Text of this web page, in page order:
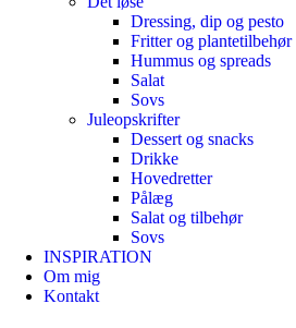
Dressing, dip og pesto
Fritter og plantetilbehør
Hummus og spreads
Salat
Sovs
Juleopskrifter
Dessert og snacks
Drikke
Hovedretter
Pålæg
Salat og tilbehør
Sovs
INSPIRATION
Om mig
Kontakt